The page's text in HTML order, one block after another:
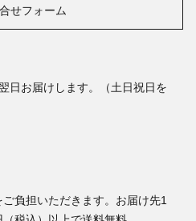
せフォーム
日お届けします。（土日祝日を
負担いただきます。お届け先1